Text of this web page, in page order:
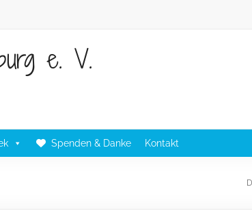
e. V.
Spenden & Danke Kontakt